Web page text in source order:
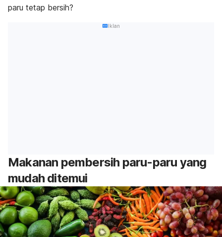
paru tetap bersih?
Iklan
Makanan pembersih paru-paru yang
mudah ditemui